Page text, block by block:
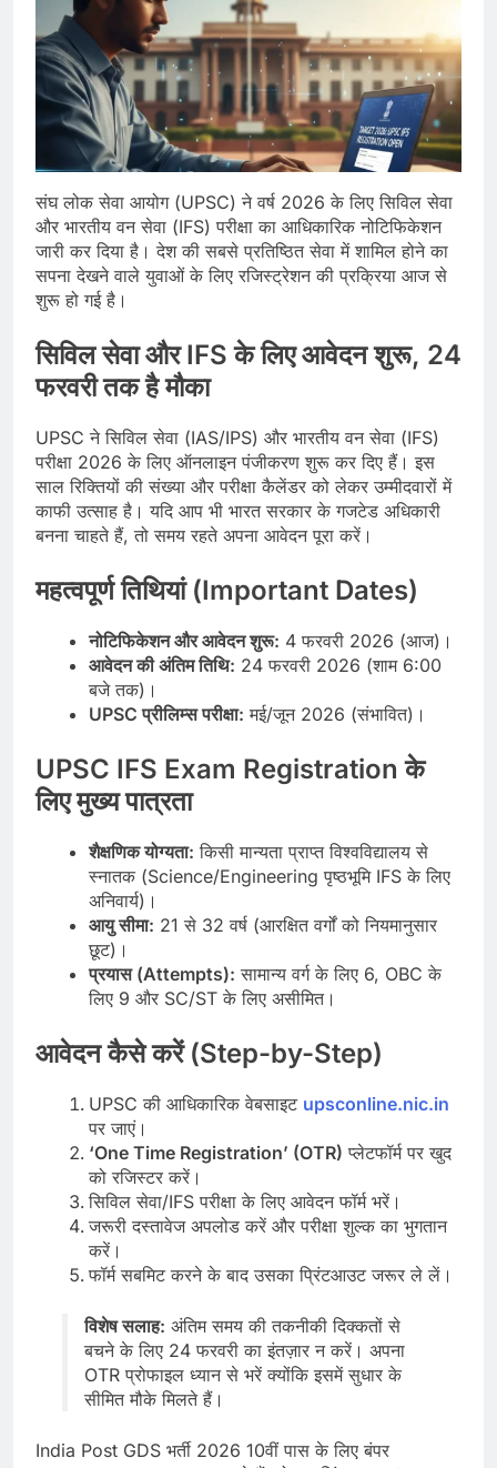
संघ लोक सेवा आयोग (UPSC) ने वर्ष 2026 के लिए सिविल सेवा
और भारतीय वन सेवा (IFS) परीक्षा का आधिकारिक नोटिफिकेशन
जारी कर दिया है। देश की सबसे प्रतिष्ठित सेवा में शामिल होने का
सपना देखने वाले युवाओं के लिए रजिस्ट्रेशन की प्रक्रिया आज से
शुरू हो गई है।
सिविल सेवा और IFS के लिए आवेदन शुरू, 24
फरवरी तक है मौका
UPSC ने सिविल सेवा (IAS/IPS) और भारतीय वन सेवा (IFS)
परीक्षा 2026 के लिए ऑनलाइन पंजीकरण शुरू कर दिए हैं। इस
साल रिक्तियों की संख्या और परीक्षा कैलेंडर को लेकर उम्मीदवारों में
काफी उत्साह है। यदि आप भी भारत सरकार के गजटेड अधिकारी
बनना चाहते हैं, तो समय रहते अपना आवेदन पूरा करें।
महत्वपूर्ण तिथियां (Important Dates)
नोटिफिकेशन और आवेदन शुरू: 4 फरवरी 2026 (आज)।
आवेदन की अंतिम तिथि: 24 फरवरी 2026 (शाम 6:00
बजे तक)।
UPSC प्रीलिम्स परीक्षा: मई/जून 2026 (संभावित)।
UPSC IFS Exam Registration के
लिए मुख्य पात्रता
शैक्षणिक योग्यता: किसी मान्यता प्राप्त विश्वविद्यालय से
स्नातक (Science/Engineering पृष्ठभूमि IFS के लिए
अनिवार्य)।
आयु सीमा: 21 से 32 वर्ष (आरक्षित वर्गों को नियमानुसार
छूट)।
प्रयास (Attempts): सामान्य वर्ग के लिए 6, OBC के
लिए 9 और SC/ST के लिए असीमित।
आवेदन कैसे करें (Step-by-Step)
UPSC की आधिकारिक वेबसाइट upsconline.nic.in
पर जाएं।
‘One Time Registration’ (OTR) प्लेटफॉर्म पर खुद
को रजिस्टर करें।
सिविल सेवा/IFS परीक्षा के लिए आवेदन फॉर्म भरें।
जरूरी दस्तावेज अपलोड करें और परीक्षा शुल्क का भुगतान
करें।
फॉर्म सबमिट करने के बाद उसका प्रिंटआउट जरूर ले लें।
विशेष सलाह: अंतिम समय की तकनीकी दिक्कतों से
बचने के लिए 24 फरवरी का इंतज़ार न करें। अपना
OTR प्रोफाइल ध्यान से भरें क्योंकि इसमें सुधार के
सीमित मौके मिलते हैं।
India Post GDS भर्ती 2026 10वीं पास के लिए बंपर